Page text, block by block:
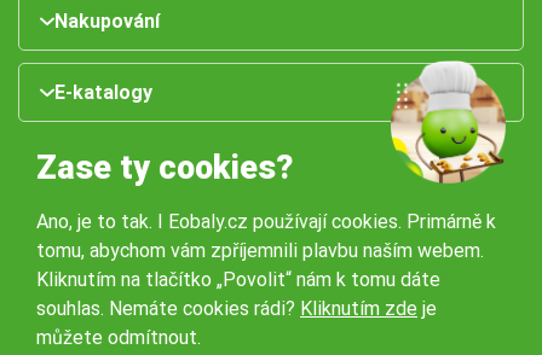
Nakupování
E-katalogy
Naše pobočky:
Zase ty cookies?
Ano, je to tak. I Eobaly.cz používají cookies. Primárně k
tomu, abychom vám zpříjemnili plavbu naším webem.
Kliknutím na tlačítko „Povolit“ nám k tomu dáte
souhlas. Nemáte cookies rádi? Kliknutím zde je
můžete odmítnout.